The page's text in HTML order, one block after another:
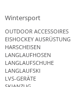
Wintersport
OUTDOOR ACCESSOIRES
EISHOCKEY AUSRÜSTUNG
HARSCHEISEN
LANGLAUFHOSEN
LANGLAUFSCHUHE
LANGLAUFSKI
LVS-GERÄTE